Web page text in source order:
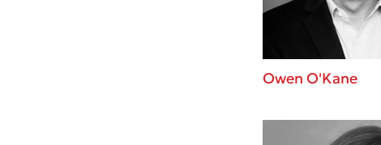
Owen O'Kane